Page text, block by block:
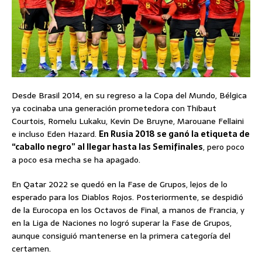
Desde Brasil 2014, en su regreso a la Copa del Mundo, Bélgica
ya cocinaba una generación prometedora con Thibaut
Courtois, Romelu Lukaku, Kevin De Bruyne, Marouane Fellaini
e incluso Eden Hazard. En Rusia 2018 se ganó la etiqueta de
“caballo negro” al llegar hasta las Semifinales, pero poco
a poco esa mecha se ha apagado.
En Qatar 2022 se quedó en la Fase de Grupos, lejos de lo
esperado para los Diablos Rojos. Posteriormente, se despidió
de la Eurocopa en los Octavos de Final, a manos de Francia, y
en la Liga de Naciones no logró superar la Fase de Grupos,
aunque consiguió mantenerse en la primera categoría del
certamen.